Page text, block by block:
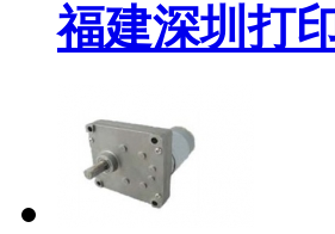
福建深圳打